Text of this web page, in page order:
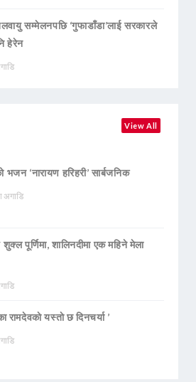
सम्मेलनपछि ‘गुफाडाँडा’लाई सरकारले
हेरेन
View All
भजन ‘नारायण हरिहरी’ सार्बजनिक
अगाडि
पूर्णिमा, शालिनदीमा एक महिने मेला
रामदेवकाे यस्ताे छ दिनचर्या ’